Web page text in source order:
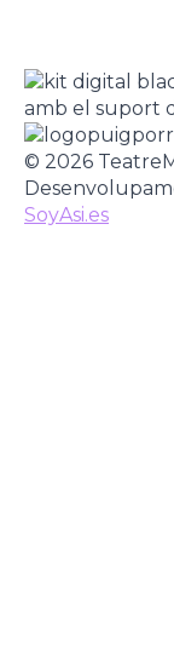
amb el suport
© 2026
SoyAsi.es